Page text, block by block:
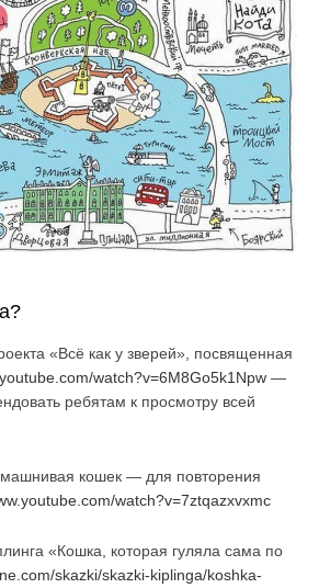
«Всё как у зверей», посвященная
watch?v=6M8Go5k1Npw —
ребятам к просмотру всей
кошек — для повторения
watch?v=7ztqazxvxmc
«Кошка, которая гуляла сама по
skazki/skazki-kiplinga/koshka-